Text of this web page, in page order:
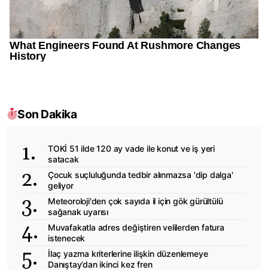
Son Dakika
TOKİ 51 ilde 120 ay vade ile konut ve iş yeri
satacak
Çocuk suçluluğunda tedbir alınmazsa 'dip dalga'
geliyor
Meteoroloji'den çok sayıda il için gök gürültülü
sağanak uyarısı
Muvafakatla adres değiştiren velilerden fatura
istenecek
İlaç yazma kriterlerine ilişkin düzenlemeye
Danıştay’dan ikinci kez fren